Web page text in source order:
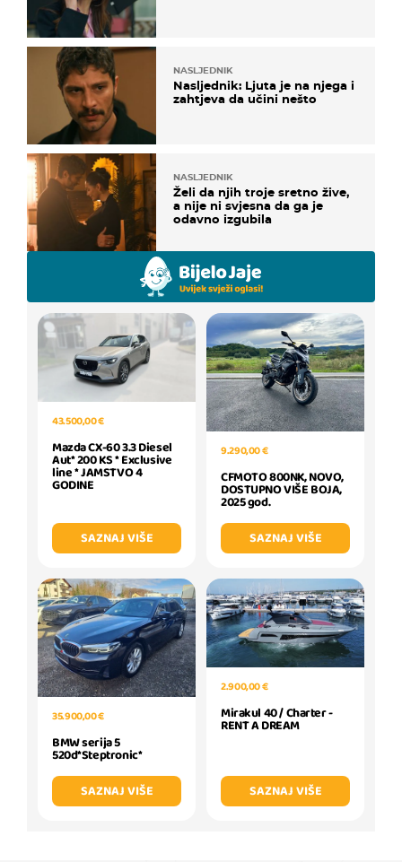
NASLJEDNIK
Nasljednik: Ljuta je na njega i
zahtjeva da učini nešto
NASLJEDNIK
Želi da njih troje sretno žive,
a nije ni svjesna da ga je
odavno izgubila
43.500,00 €
Mazda CX-60 3.3 Diesel
Aut* 200 KS * Exclusive
line * JAMSTVO 4
GODINE
SAZNAJ VIŠE
9.290,00 €
CFMOTO 800NK, NOVO,
DOSTUPNO VIŠE BOJA,
2025 god.
SAZNAJ VIŠE
35.900,00 €
BMW serija 5
520d*Steptronic*
SAZNAJ VIŠE
2.900,00 €
Mirakul 40 / Charter -
RENT A DREAM
SAZNAJ VIŠE